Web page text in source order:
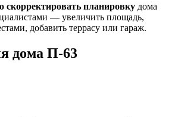
скорректировать планировку дома
— увеличить площадь,
добавить террасу или гараж.
дома П-63